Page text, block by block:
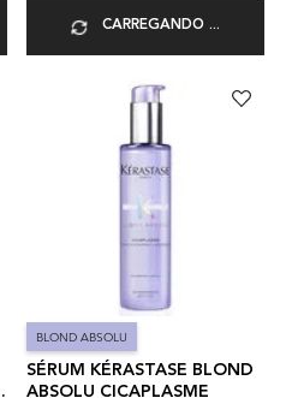
CARREGANDO ...
BLOND ABSOLU
SÉRUM KÉRASTASE BLOND
ABSOLU CICAPLASME